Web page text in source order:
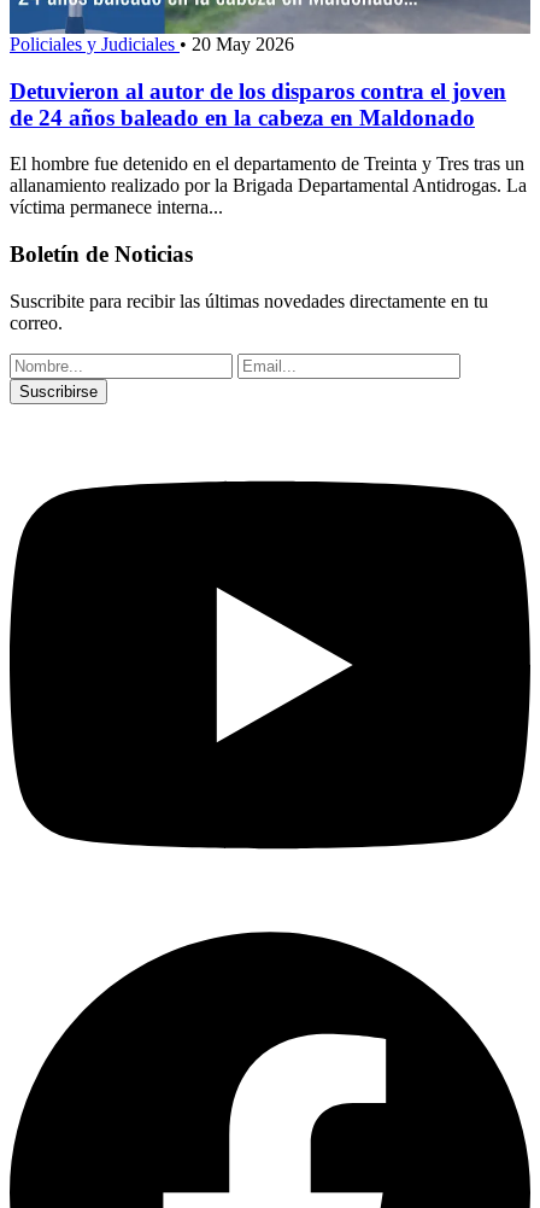
Policiales y Judiciales • 20 May 2026
Detuvieron al autor de los disparos contra el joven
de 24 años baleado en la cabeza en Maldonado
El hombre fue detenido en el departamento de Treinta y Tres tras un
allanamiento realizado por la Brigada Departamental Antidrogas. La
víctima permanece interna...
Boletín de Noticias
Suscribite para recibir las últimas novedades directamente en tu
correo.
Suscribirse